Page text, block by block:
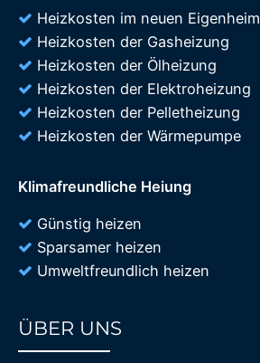
Heizkosten im neuen Eigenheim
Heizkosten der Gasheizung
Heizkosten der Ölheizung
Heizkosten der Elektroheizung
Heizkosten der Pelletheizung
Heizkosten der Wärmepumpe
Klimafreundliche Heiung
Günstig heizen
Sparsamer heizen
Umweltfreundlich heizen
ÜBER UNS